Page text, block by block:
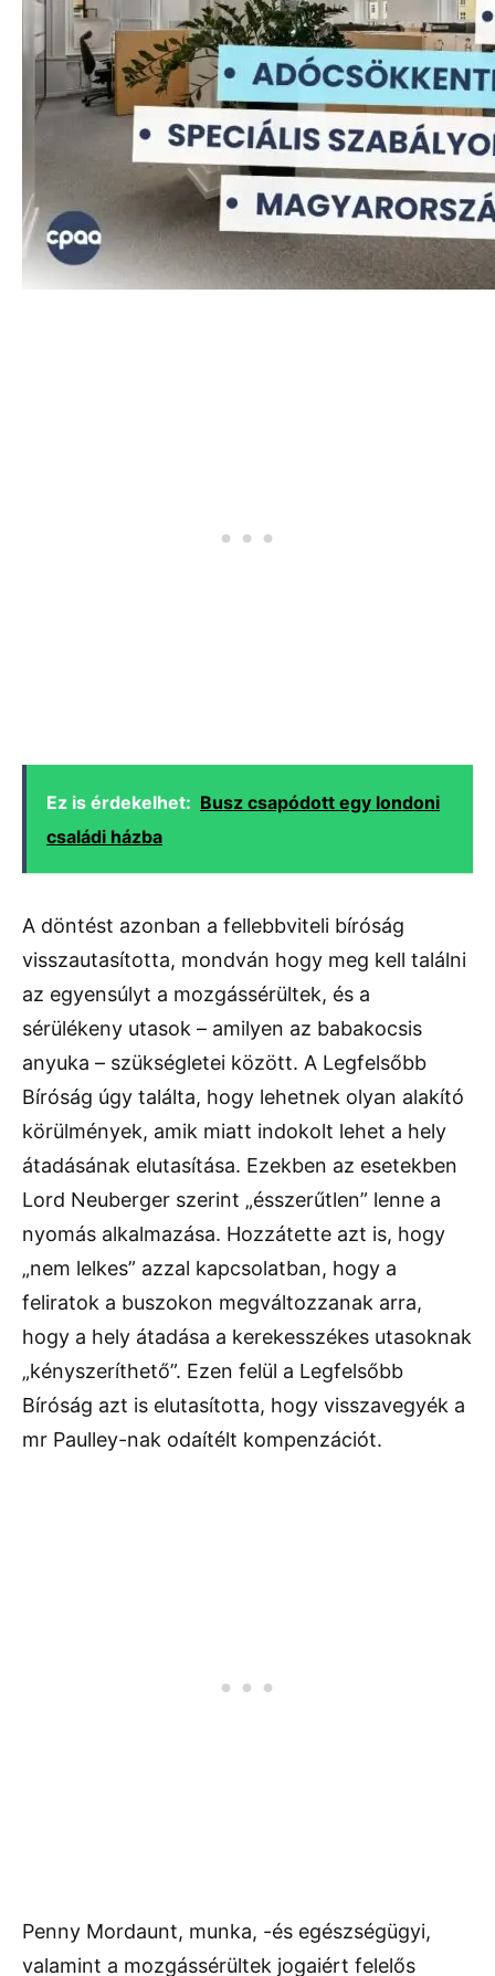
Ez is érdekelhet: Busz csapódott egy londoni
családi házba
A döntést azonban a fellebbviteli bíróság
visszautasította, mondván hogy meg kell találni
az egyensúlyt a mozgássérültek, és a
sérülékeny utasok – amilyen az babakocsis
anyuka – szükségletei között. A Legfelsőbb
Bíróság úgy találta, hogy lehetnek olyan alakító
körülmények, amik miatt indokolt lehet a hely
átadásának elutasítása. Ezekben az esetekben
Lord Neuberger szerint „ésszerűtlen” lenne a
nyomás alkalmazása. Hozzátette azt is, hogy
„nem lelkes” azzal kapcsolatban, hogy a
feliratok a buszokon megváltozzanak arra,
hogy a hely átadása a kerekesszékes utasoknak
„kényszeríthető”. Ezen felül a Legfelsőbb
Bíróság azt is elutasította, hogy visszavegyék a
mr Paulley-nak odaítélt kompenzációt.
Penny Mordaunt, munka, -és egészségügyi,
valamint a mozgássérültek jogaiért felelős